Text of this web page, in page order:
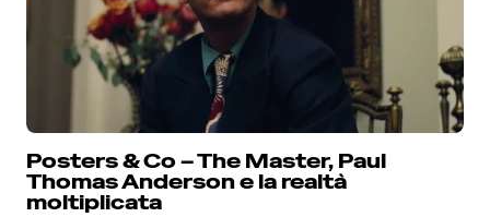
Posters & Co – The Master, Paul
Thomas Anderson e la realtà
moltiplicata